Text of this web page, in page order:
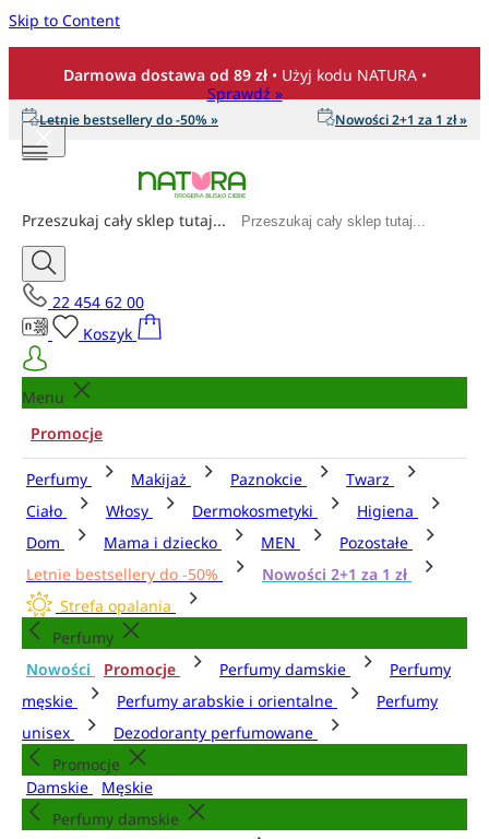
Skip to Content
Darmowa dostawa od 89 zł • Użyj kodu NATURA •
Sprawdź »
Letnie bestsellery do -50% » Nowości 2+1 za 1 zł »
Przeszukaj cały sklep tutaj...
22 454 62 00
Koszyk
Menu
Promocje
Perfumy Makijaż Paznokcie
Twarz
Ciało
Włosy Dermokosmetyki
Higiena
Dom
Mama i dziecko MEN
Pozostałe
Letnie bestsellery do -50%
Nowości 2+1 za 1 zł
Strefa opalania
Perfumy
Nowości
Promocje Perfumy damskie
Perfumy
męskie
Perfumy arabskie i orientalne
Perfumy
unisex
Dezodoranty perfumowane
Promocje
Damskie
Męskie
Perfumy damskie